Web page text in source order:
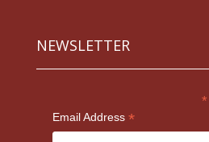
NEWSLETTER
*
Email Address *